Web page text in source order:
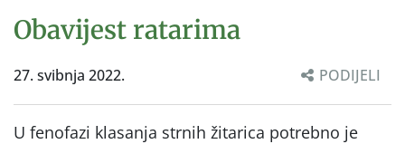
Obavijest ratarima
27. svibnja 2022. PODIJELI
U fenofazi klasanja strnih žitarica potrebno je